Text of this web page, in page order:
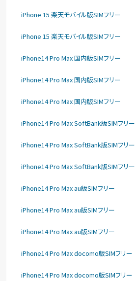
iPhone 15 楽天モバイル版SIMフリー
iPhone 15 楽天モバイル版SIMフリー
iPhone14 Pro Max 国内版SIMフリー
iPhone14 Pro Max 国内版SIMフリー
iPhone14 Pro Max 国内版SIMフリー
iPhone14 Pro Max SoftBank版SIMフリー
iPhone14 Pro Max SoftBank版SIMフリー
iPhone14 Pro Max SoftBank版SIMフリー
iPhone14 Pro Max au版SIMフリー
iPhone14 Pro Max au版SIMフリー
iPhone14 Pro Max au版SIMフリー
iPhone14 Pro Max docomo版SIMフリー
iPhone14 Pro Max docomo版SIMフリー